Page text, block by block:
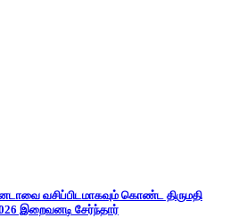
வசிப்பிடமாகவும் கொண்ட திருமதி
இறைவனடி சேர்ந்தார்